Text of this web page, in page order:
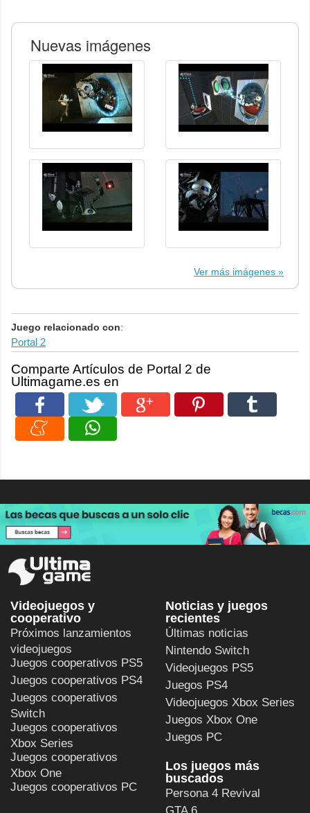
Nuevas imágenes
Ver más imágenes
Juego relacionado con:
Portal 2
Comparte Artículos de Portal 2 de
Ultimagame.es en
Videojuegos y
cooperativo
Próximos lanzamientos
videojuegos
Juegos cooperativos PS5
Juegos cooperativos PS4
Juegos cooperativos
Switch
Juegos cooperativos
Xbox Series
Juegos cooperativos
Xbox One
Juegos cooperativos PC
Noticias y juegos
recientes
Últimas noticias
Nintendo Switch
Videojuegos PS5
Juegos PS4
Videojuegos Xbox Series
Juegos Xbox One
Juegos PC
Los juegos más
buscados
Persona 4 Revival
GTA 6